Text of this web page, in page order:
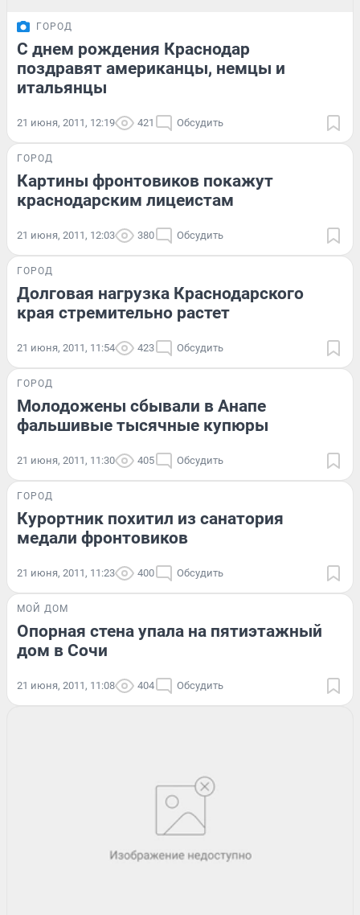
ГОРОД
С днем рождения Краснодар
поздравят американцы, немцы и
итальянцы
21 июня, 2011, 12:19 421 Обсудить
ГОРОД
Картины фронтовиков покажут
краснодарским лицеистам
21 июня, 2011, 12:03 380 Обсудить
ГОРОД
Долговая нагрузка Краснодарского
края стремительно растет
21 июня, 2011, 11:54 423 Обсудить
ГОРОД
Молодожены сбывали в Анапе
фальшивые тысячные купюры
21 июня, 2011, 11:30 405 Обсудить
ГОРОД
Курортник похитил из санатория
медали фронтовиков
21 июня, 2011, 11:23 400 Обсудить
МОЙ ДОМ
Опорная стена упала на пятиэтажный
дом в Сочи
21 июня, 2011, 11:08 404 Обсудить